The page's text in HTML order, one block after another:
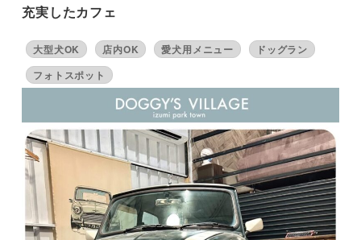
充実したカフェ
大型犬OK 店内OK 愛犬用メニュー
ドッグラン
フォトスポット